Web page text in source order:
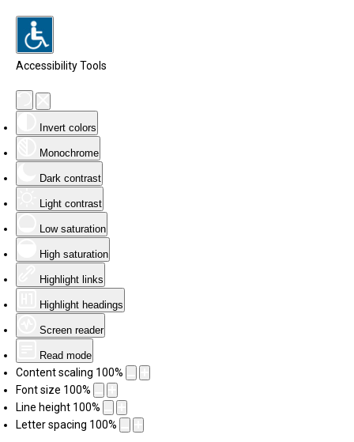
Accessibility Tools
Invert colors
Monochrome
Dark contrast
Light contrast
Low saturation
High saturation
Highlight links
Highlight headings
Screen reader
Read mode
Content scaling 100%
Font size 100%
Line height 100%
Letter spacing 100%